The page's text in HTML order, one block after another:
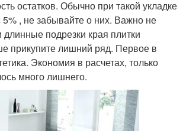
остатков. Обычно при такой укладке
, не забывайте о них. Важно не
длинные подрезки края плитки
прикупите лишний ряд. Первое в
Экономия в расчетах, только
много лишнего.